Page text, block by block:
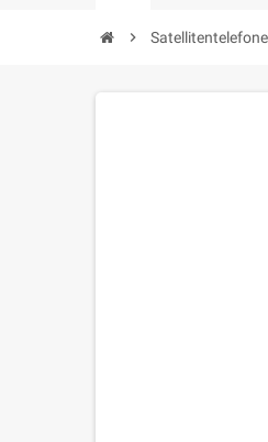
chevron_right Satellitentelefone